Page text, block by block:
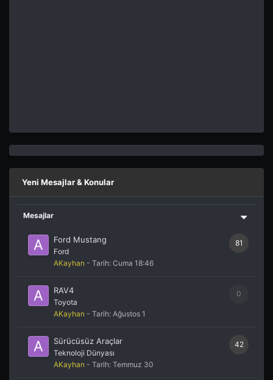
Yeni Mesajlar & Konular
Mesajlar
81
Ford Mustang
Ford
AKayhan - Tarih: Cuma 18:46
0
RAV4
Toyota
AKayhan - Tarih: Ağustos 1
42
Sürücüsüz Araçlar
Teknoloji Dünyası
AKayhan - Tarih: Temmuz 30